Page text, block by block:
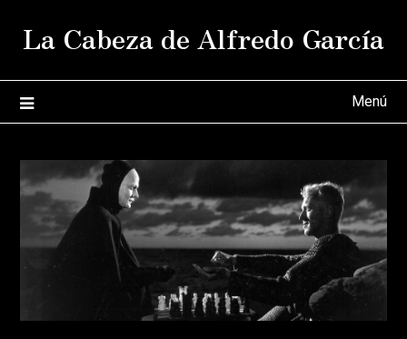
La Cabeza de Alfredo García
Menú